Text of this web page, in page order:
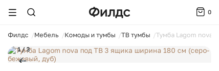
0
Филдс Мебель Комоды и тумбы ТВ тумбы Тумба Lagom nova
1 / 3